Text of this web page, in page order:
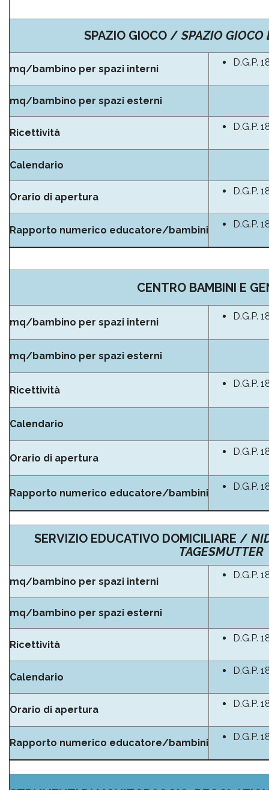
SPAZIO GIOCO /SPAZIO GIOCO
mq/bambino per spazi interni
D.G.P.
mq/bambino per spazi esterni
Ricettività
D.G.P.
Calendario
Orario di apertura
D.G.P.
Rapporto numerico educatore/bambini
D.G.P.
CENTRO BAMBINI E
mq/bambino per spazi interni
D.G.P.
mq/bambino per spazi esterni
Ricettività
D.G.P.
Calendario
Orario di apertura
D.G.P.
Rapporto numerico educatore/bambini
D.G.P.
SERVIZIO EDUCATIVO DOMICILIARE /
TAGESMUTTER
mq/bambino per spazi interni
D.G.P.
mq/bambino per spazi esterni
Ricettività
D.G.P.
Calendario
D.G.P.
Orario di apertura
D.G.P.
Rapporto numerico educatore/bambini
D.G.P.